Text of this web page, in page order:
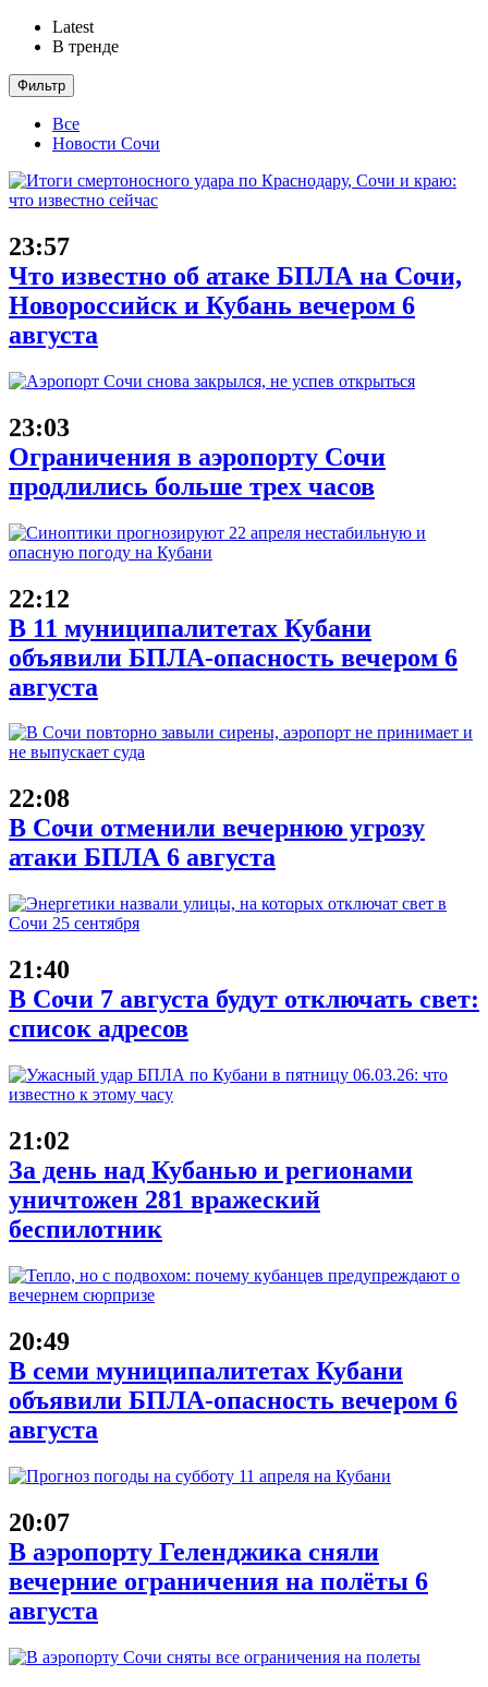
Latest
В тренде
Фильтр
Все
Новости Сочи
23:57
Что известно об атаке БПЛА на Сочи,
Новороссийск и Кубань вечером 6
августа
23:03
Ограничения в аэропорту Сочи
продлились больше трех часов
22:12
В 11 муниципалитетах Кубани
объявили БПЛА-опасность вечером 6
августа
22:08
В Сочи отменили вечернюю угрозу
атаки БПЛА 6 августа
21:40
В Сочи 7 августа будут отключать свет:
список адресов
21:02
За день над Кубанью и регионами
уничтожен 281 вражеский
беспилотник
20:49
В семи муниципалитетах Кубани
объявили БПЛА-опасность вечером 6
августа
20:07
В аэропорту Геленджика сняли
вечерние ограничения на полёты 6
августа